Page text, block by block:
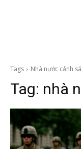
Tags Nhà nước cảnh
Tag: nhà